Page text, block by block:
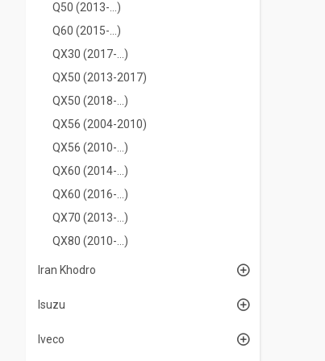
Q50 (2013-...)
Q60 (2015-...)
QX30 (2017-...)
QX50 (2013-2017)
QX50 (2018-...)
QX56 (2004-2010)
QX56 (2010-...)
QX60 (2014-…)
QX60 (2016-...)
QX70 (2013-...)
QX80 (2010-...)
Iran Khodro
Isuzu
Iveco